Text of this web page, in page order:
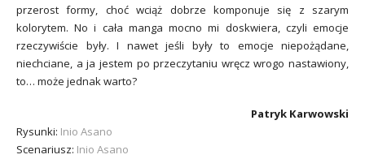
przerost formy, choć wciąż dobrze komponuje się z szarym
kolorytem. No i cała manga mocno mi doskwiera, czyli emocje
rzeczywiście były. I nawet jeśli były to emocje niepożądane,
niechciane, a ja jestem po przeczytaniu wręcz wrogo nastawiony,
to… może jednak warto?
Patryk Karwowski
Rysunki: Inio Asano
Scenariusz: Inio Asano